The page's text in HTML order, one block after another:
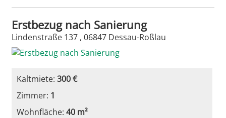
Erstbezug nach Sanierung
Lindenstraße 137 , 06847 Dessau-Roßlau
Kaltmiete:300 €
Zimmer: 1
Wohnfläche:40 m²